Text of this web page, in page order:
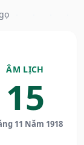
ÂM LỊCH
15
11 Năm 1918